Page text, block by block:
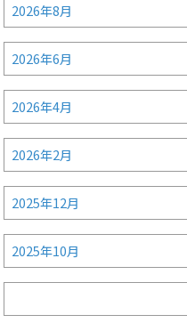
2026年8月
2026年6月
2026年4月
2026年2月
2025年12月
2025年10月